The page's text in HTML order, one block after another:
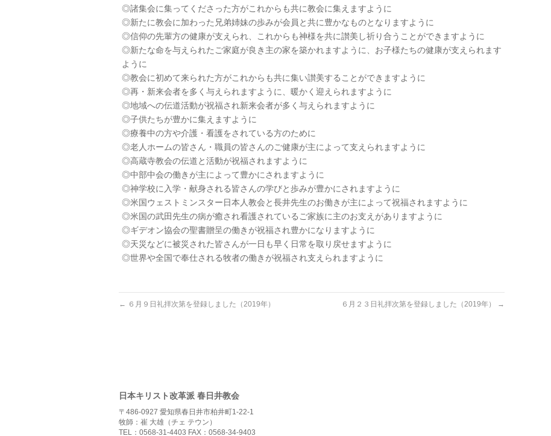
◎諸集会に集ってくださった方がこれからも共に教会に集えますように
◎新たに教会に加わった兄弟姉妹の歩みが会員と共に豊かなものとなりますように
◎信仰の先輩方の健康が支えられ、これからも神様を共に讃美し祈り合うことができますように
◎新たな命を与えられたご家庭が良き主の家を築かれますように、お子様たちの健康が支えられます
ように
◎教会に初めて来られた方がこれからも共に集い讃美することができますように
◎再・新来会者を多く与えられますように、暖かく迎えられますように
◎地域への伝道活動が祝福され新来会者が多く与えられますように
◎子供たちが豊かに集えますように
◎療養中の方や介護・看護をされている方のために
◎老人ホームの皆さん・職員の皆さんのご健康が主によって支えられますように
◎高蔵寺教会の伝道と活動が祝福されますように
◎中部中会の働きが主によって豊かにされますように
◎神学校に入学・献身される皆さんの学びと歩みが豊かにされますように
◎米国ウェストミンスター日本人教会と長井先生のお働きが主によって祝福されますように
◎米国の武田先生の病が癒され看護されているご家族に主のお支えがありますように
◎ギデオン協会の聖書贈呈の働きが祝福され豊かになりますように
◎天災などに被災された皆さんが一日も早く日常を取り戻せますように
◎世界や全国で奉仕される牧者の働きが祝福され支えられますように
← ６月９日礼拝次第を登録しました（2019年） ６月２３日礼拝次第を登録しました（2019年） →
日本キリスト改革派 春日井教会
〒486-0927 愛知県春日井市柏井町1-22-1
牧師：崔 大雄（チェ テウン）
TEL：0568-31-4403 FAX：0568-34-9403